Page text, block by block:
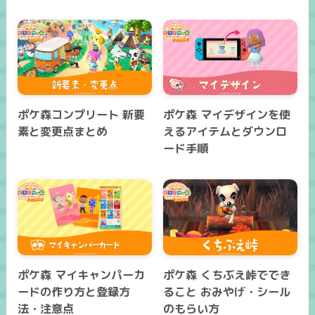
ポケ森コンプリート 新要
素と変更点まとめ
ポケ森 マイデザインを使
えるアイテムとダウンロ
ード手順
ポケ森 マイキャンパーカ
ードの作り方と登録方
法・注意点
ポケ森 くちぶえ峠ででき
ること おみやげ・シール
のもらい方